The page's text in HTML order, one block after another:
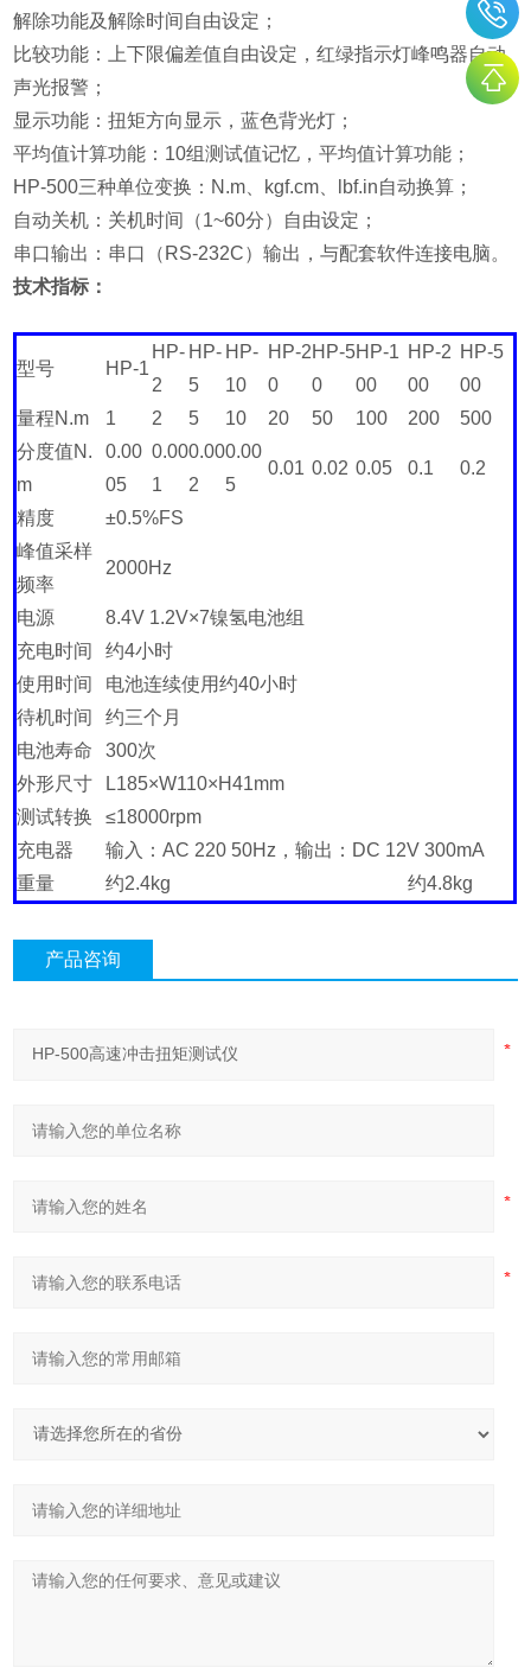
解除功能及解除时间自由设定；
比较功能：上下限偏差值自由设定，红绿指示灯峰鸣器自动
声光报警；
显示功能：扭矩方向显示，蓝色背光灯；
平均值计算功能：10组测试值记忆，平均值计算功能；
HP-500三种单位变换：N.m、kgf.cm、lbf.in自动换算；
自动关机：关机时间（1~60分）自由设定；
串口输出：串口（RS-232C）输出，与配套软件连接电脑。
技术指标：
型号 HP-1
HP-
2
HP-
5
HP-
10
HP-2
0
HP-5
0
HP-1
00
HP-2
00
HP-5
00
量程N.m
1 2 5 10 20 50 100 200
500
分度值N.
m
0.00
05
0.00
1
0.00
2
0.00
5
0.01 0.02 0.05 0.1 0.2
精度
±0.5%FS
峰值采样
频率
2000Hz
电源
8.4V 1.2V×7镍氢电池组
充电时间
约4小时
使用时间
电池连续使用约40小时
待机时间
约三个月
电池寿命
300次
外形尺寸
L185×W110×H41mm
测试转换
≤18000rpm
充电器
输入：AC 220 50Hz，输出：DC 12V 300mA
重量
约2.4kg 约4.8kg
产品咨询